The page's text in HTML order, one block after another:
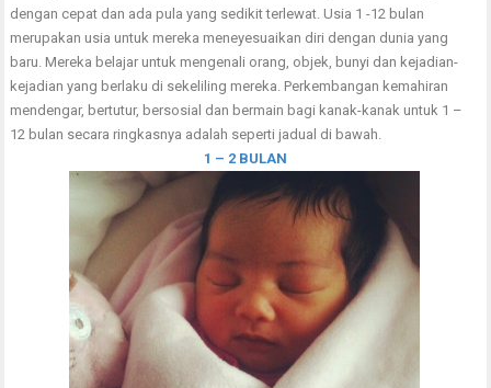
dengan cepat dan ada pula yang sedikit terlewat. Usia 1 -12 bulan
merupakan usia untuk mereka meneyesuaikan diri dengan dunia yang
baru. Mereka belajar untuk mengenali orang, objek, bunyi dan kejadian-
kejadian yang berlaku di sekeliling mereka. Perkembangan kemahiran
mendengar, bertutur, bersosial dan bermain bagi kanak-kanak untuk 1 –
12 bulan secara ringkasnya adalah seperti jadual di bawah.
1 – 2 BULAN